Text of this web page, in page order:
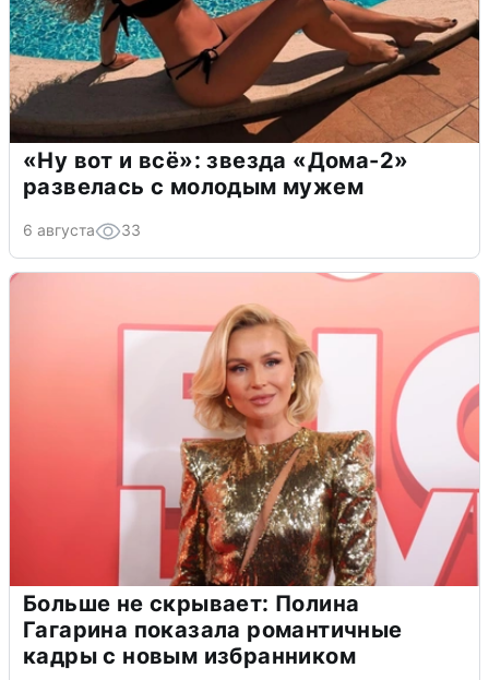
«Ну вот и всё»: звезда «Дома-2»
развелась с молодым мужем
6 августа 33
Больше не скрывает: Полина
Гагарина показала романтичные
кадры с новым избранником